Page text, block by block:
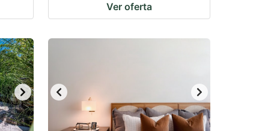
Ver oferta